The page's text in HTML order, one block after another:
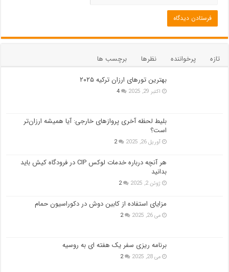
تازه پرخواننده نظرها
برچسب ها
بهترین تورهای ارزان ترکیه ۲۰۲۵
اکتبر 29, 2025 4
بلیط لحظه آخری پروازهای خارجی: آیا همیشه ارزان‌تر
است؟
آوریل 26, 2025 2
هر آنچه درباره خدمات لوکس CIP در فرودگاه‌ کیش باید
بدانید
ژوئن 2, 2025 2
مزایای استفاده از کابین دوش در دکوراسیون حمام
می 26, 2025 2
برنامه ریزی سفر یک هفته ای به روسیه
می 28, 2025 2